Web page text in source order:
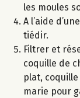
les moules
A l’aide
tiédir.
Filtrer et
coquille de
plat,
marie pour